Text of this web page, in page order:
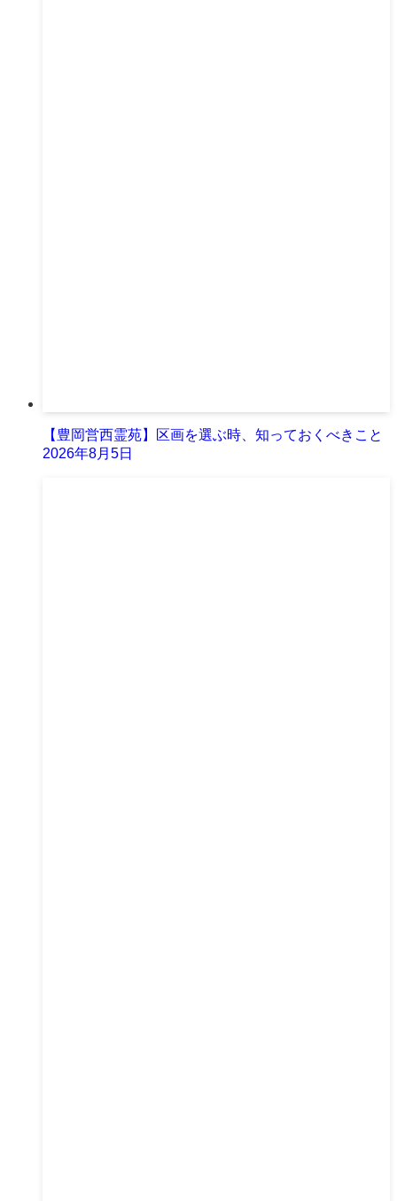
【豊岡営西霊苑】区画を選ぶ時、知っておくべきこと
2026年8月5日